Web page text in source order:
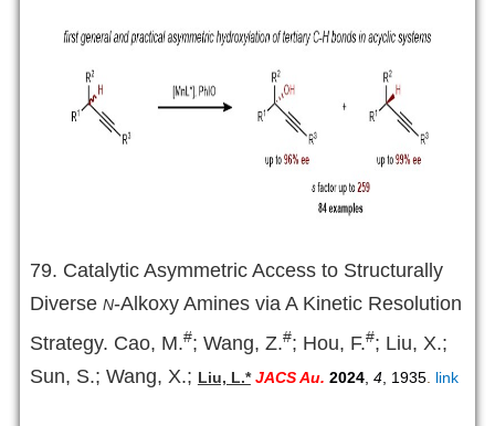
79. Catalytic Asymmetric Access to Structurally
Diverse N-Alkoxy Amines via A Kinetic Resolution
Strategy. Cao, M.#; Wang, Z.#; Hou, F.#; Liu, X.;
Sun, S.; Wang, X.; Liu, L.* JACS Au. 2024, 4, 1935. link